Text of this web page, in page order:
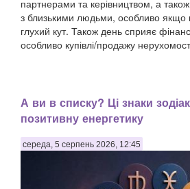
партнерами та керівництвом, а також
з близькими людьми, особливо якщо
глухий кут. Також день сприяє
особливо купівлі/продажу
А ви в списку? Ці знаки
позитивну енергетику
середа, 5 серпень 2026, 12:45